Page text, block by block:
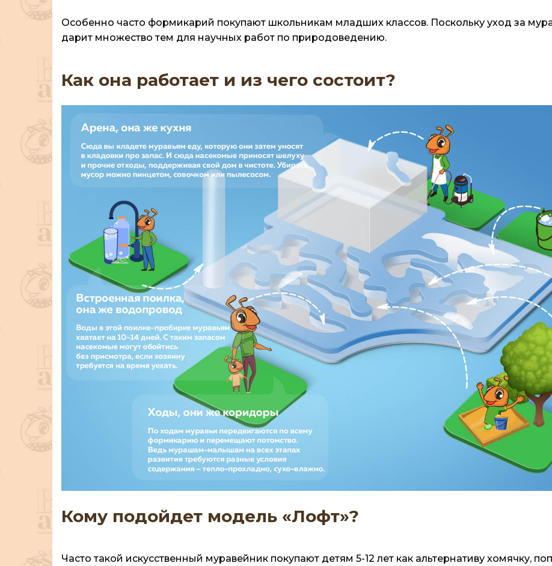
Особенно часто формикарий покупают школьникам младших классов. Поскольку уход за
дарит множество тем для научных работ по природоведению.
Как она работает и из чего состоит?
Кому подойдет модель «Лофт»?
Часто такой искусственный муравейник покупают детям 5-12 лет как альтернативу хомячку,